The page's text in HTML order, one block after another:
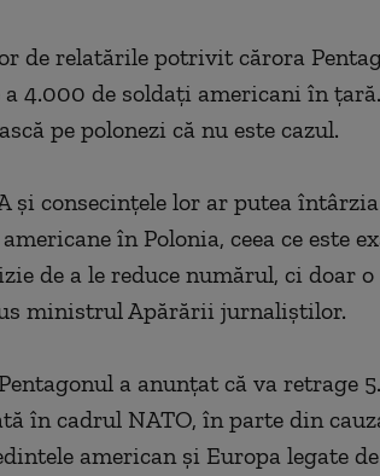
de relatările potrivit cărora
4.000 de soldaţi americani în ţară.
pe polonezi că nu este cazul.
şi consecinţele lor ar putea întârzia
în Polonia, ceea ce este
de a le reduce numărul, ci doar o
ministrul Apărării jurnaliştilor.
a anunţat că va retrage
în cadrul NATO, în parte din
american şi Europa legate de